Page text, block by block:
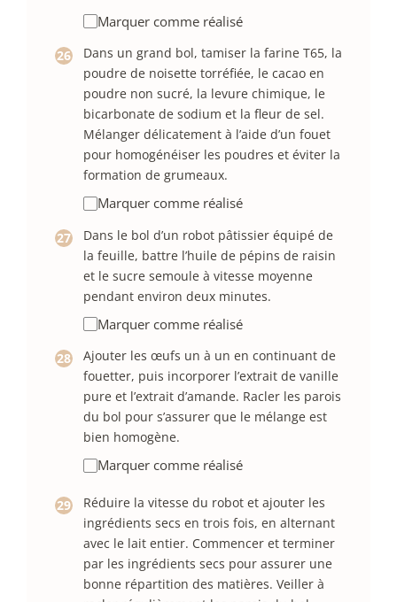
Marquer comme réalisé
Dans un grand bol, tamiser la farine T65, la
poudre de noisette torréfiée, le cacao en
poudre non sucré, la levure chimique, le
bicarbonate de sodium et la fleur de sel.
Mélanger délicatement à l’aide d’un fouet
pour homogénéiser les poudres et éviter la
formation de grumeaux.
Marquer comme réalisé
Dans le bol d’un robot pâtissier équipé de
la feuille, battre l’huile de pépins de raisin
et le sucre semoule à vitesse moyenne
pendant environ deux minutes.
Marquer comme réalisé
Ajouter les œufs un à un en continuant de
fouetter, puis incorporer l’extrait de vanille
pure et l’extrait d’amande. Racler les parois
du bol pour s’assurer que le mélange est
bien homogène.
Marquer comme réalisé
Réduire la vitesse du robot et ajouter les
ingrédients secs en trois fois, en alternant
avec le lait entier. Commencer et terminer
par les ingrédients secs pour assurer une
bonne répartition des matières. Veiller à